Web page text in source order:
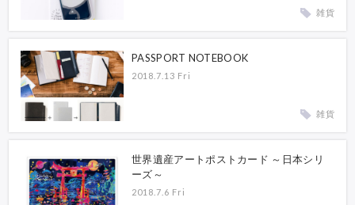
雑貨
PASSPORT NOTEBOOK
2018.7.13 Fri
雑貨
世界遺産アートポストカード ～日本シリ
ーズ～
2018.7.6 Fri